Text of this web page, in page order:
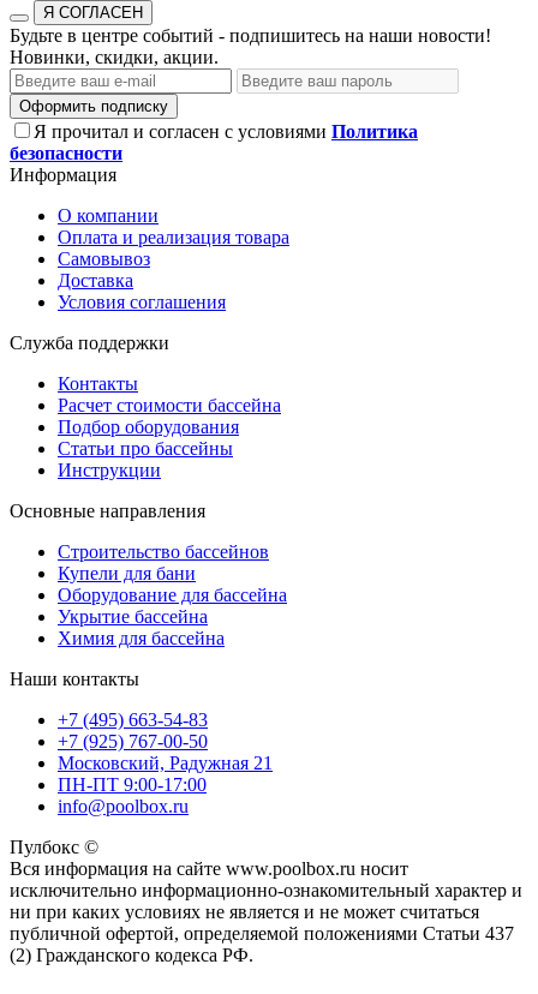
Я СОГЛАСЕН
Будьте в центре событий - подпишитесь на наши новости!
Новинки, скидки, акции.
Оформить подписку
Я прочитал и согласен с условиями Политика
безопасности
Информация
О компании
Оплата и реализация товара
Самовывоз
Доставка
Условия соглашения
Служба поддержки
Контакты
Расчет стоимости бассейна
Подбор оборудования
Статьи про бассейны
Инструкции
Основные направления
Строительство бассейнов
Купели для бани
Оборудование для бассейна
Укрытие бассейна
Химия для бассейна
Наши контакты
+7 (495) 663-54-83
+7 (925) 767-00-50
Московский, Радужная 21
ПН-ПТ 9:00-17:00
info@poolbox.ru
Пулбокс ©
Вся информация на сайте www.poolbox.ru носит
исключительно информационно-ознакомительный характер и
ни при каких условиях не является и не может считаться
публичной офертой, определяемой положениями Статьи 437
(2) Гражданского кодекса РФ.